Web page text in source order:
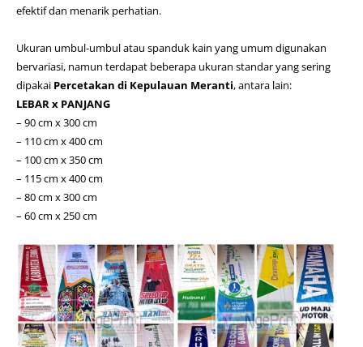
efektif dan menarik perhatian.
Ukuran umbul-umbul atau spanduk kain yang umum digunakan
bervariasi, namun terdapat beberapa ukuran standar yang sering
dipakai Percetakan di Kepulauan Meranti, antara lain:
LEBAR x PANJANG
– 90 cm x 300 cm
– 110 cm x 400 cm
– 100 cm x 350 cm
– 115 cm x 400 cm
– 80 cm x 300 cm
– 60 cm x 250 cm